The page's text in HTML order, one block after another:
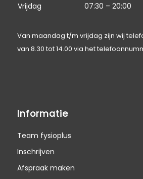
Vrijdag 07:30 – 20:00
Van maandag t/m vrijdag zijn wij
van 8.30 tot 14.00 via het
Informatie
Team fysioplus
Inschrijven
Afspraak maken